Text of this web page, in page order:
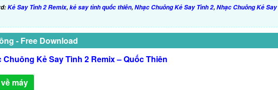
Kẻ Say Tình 2 Remix,kẻ say tình quốc thiên,Nhạc Chuông Kẻ Say Tình 2,Nhạc Chuông Kẻ Say
- Free Download
Chuông Kẻ Say Tình 2 Remix – Quốc Thiên
máy